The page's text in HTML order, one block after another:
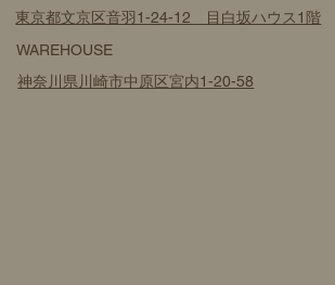
東京都文京区音羽1-24-12 目白坂ハウス1階
WAREHOUSE
神奈川県川崎市中原区宮内1-20-58